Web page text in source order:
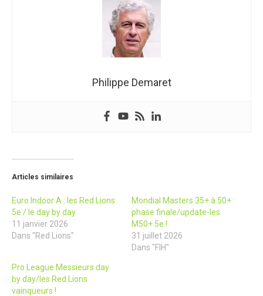
Philippe Demaret
Articles similaires
Euro Indoor A : les Red Lions
5e / le day by day
11 janvier 2026
Dans "Red Lions"
Mondial Masters 35+ à 50+ :
phase finale/update-les
M50+ 5e !
31 juillet 2026
Dans "FIH"
Pro League Messieurs day
by day/les Red Lions
vainqueurs !